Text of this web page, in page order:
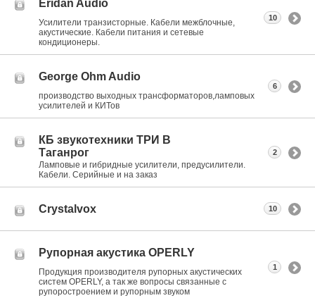
Eridan Audio
Усилители транзисторные. Кабели межблочные,
акустические. Кабели питания и сетевые
кондиционеры.
10
George Ohm Audio
производство выходных трансформаторов,ламповых
усилителей и КИТов
6
КБ звукотехники ТРИ В
Таганрог
Ламповые и гибридные усилители, предусилители.
Кабели. Серийные и на заказ
2
Crystalvox 10
Рупорная акустика OPERLY
Продукция производителя рупорных акустических
систем OPERLY, а так же вопросы связанные с
рупоростроением и рупорным звуком
1